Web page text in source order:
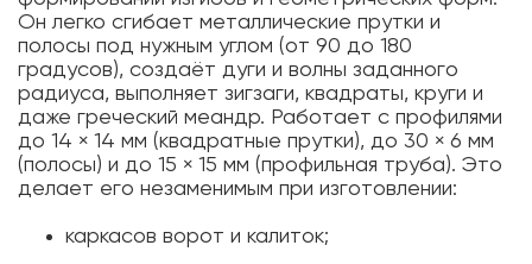
Он легко сгибает металлические прутки и
полосы под нужным углом (от 90 до 180
градусов), создаёт дуги и волны заданного
радиуса, выполняет зигзаги, квадраты, круги и
даже греческий меандр. Работает с профилями
до 14 × 14 мм (квадратные прутки), до 30 × 6 мм
(полосы) и до 15 × 15 мм (профильная труба). Это
делает его незаменимым при изготовлении:
каркасов ворот и калиток;